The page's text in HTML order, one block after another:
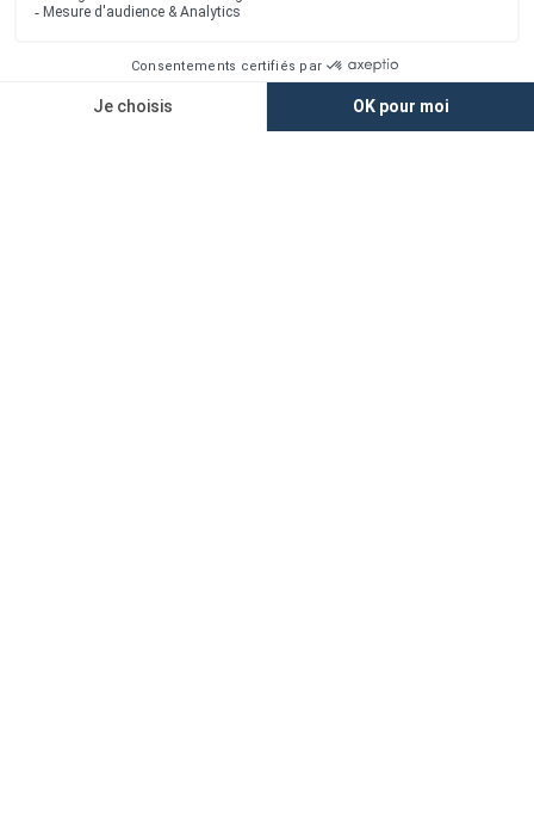
nord de la France